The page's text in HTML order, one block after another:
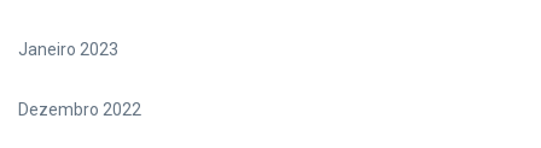
Janeiro 2023
Dezembro 2022